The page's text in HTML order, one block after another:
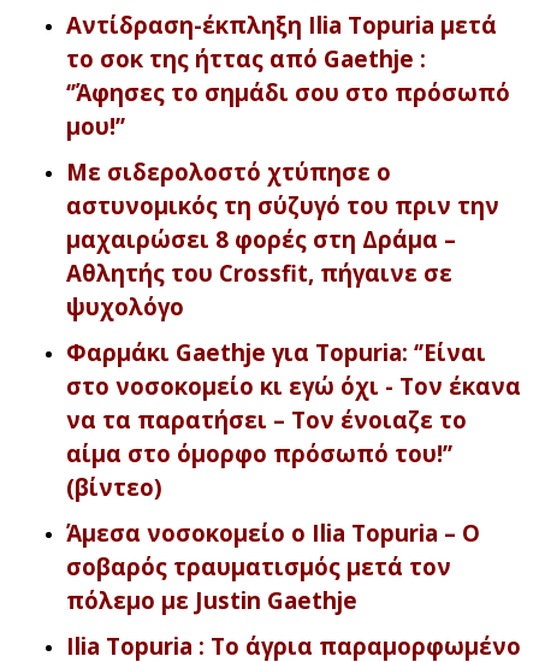
Αντίδραση-έκπληξη Ilia Topuria μετά
το σοκ της ήττας από Gaethje :
‘’Άφησες το σημάδι σου στο πρόσωπό
μου!’’
Με σιδερολοστό χτύπησε ο
αστυνομικός τη σύζυγό του πριν την
μαχαιρώσει 8 φορές στη Δράμα –
Αθλητής του Crossfit, πήγαινε σε
ψυχολόγο
Φαρμάκι Gaethje για Topuria: ‘’Είναι
στο νοσοκομείο κι εγώ όχι - Τον έκανα
να τα παρατήσει – Τον ένοιαζε το
αίμα στο όμορφο πρόσωπό του!’’
(βίντεο)
Άμεσα νοσοκομείο ο Ilia Topuria – Ο
σοβαρός τραυματισμός μετά τον
πόλεμο με Justin Gaethje
Ilia Topuria : Το άγρια παραμορφωμένο